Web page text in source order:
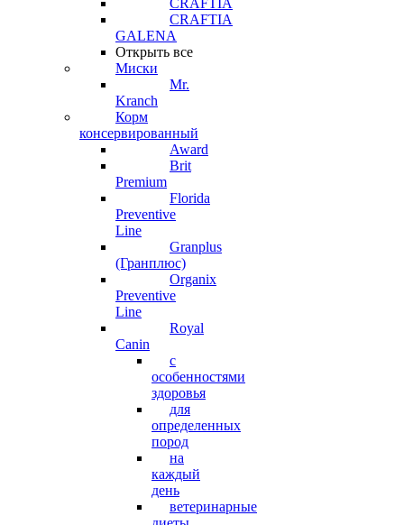
CRAFTIA
CRAFTIA
GALENA
Открыть все
Миски
Mr.
Kranch
Корм
консервированный
Award
Brit
Premium
Florida
Preventive
Line
Granplus
(Гранплюс)
Organix
Preventive
Line
Royal
Canin
с
особенностями
здоровья
для
определенных
пород
на
каждый
день
ветеринарные